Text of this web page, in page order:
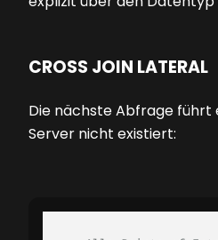
CROSS JOIN LATERAL
Die nächste Abfrage führt
Server nicht existiert: